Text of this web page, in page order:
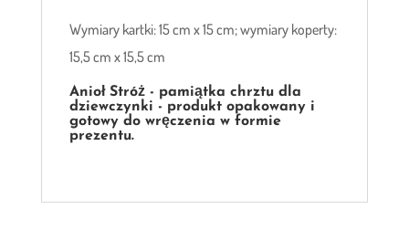
Wymiary kartki: 15 cm x 15 cm; wymiary koperty:
15,5 cm x 15,5 cm
Anioł Stróż - pamiątka chrztu dla
dziewczynki - produkt opakowany i
gotowy do wręczenia w formie
prezentu.